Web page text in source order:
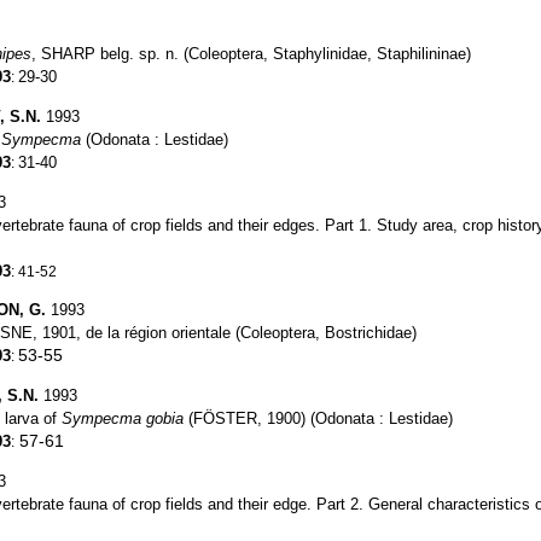
, SHARP belg. sp. n. (Coleoptera, Staphylinidae, Staphilininae)
:29-30
S.N. 1993
Sympecma (Odonata : Lestidae)
:31-40
fauna of crop fields and their edges. Part 1. Study area, crop
:41-52
G. 1993
1901, de la région orientale (Coleoptera, Bostrichidae)
:53-55
S.N. 1993
larva ofSympecma gobia(FÖSTER, 1900) (Odonata : Lestidae)
: 57-61
fauna of crop fields and their edge. Part 2. General characteristics